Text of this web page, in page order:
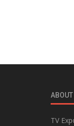
ABOUT
TV